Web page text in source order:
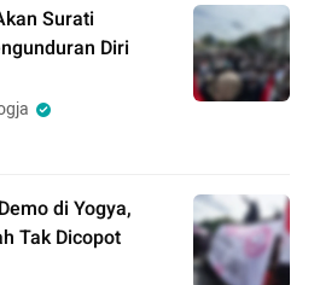
Surati
Diri
di Yogya,
Tak Dicopot